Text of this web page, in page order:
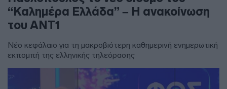
“Καλημέρα Ελλάδα” – Η ανακοίνωση
του ΑΝΤ1
Νέο κεφάλαιο για τη μακροβιότερη καθημερινή ενημερωτική
εκπομπή της ελληνικής τηλεόρασης